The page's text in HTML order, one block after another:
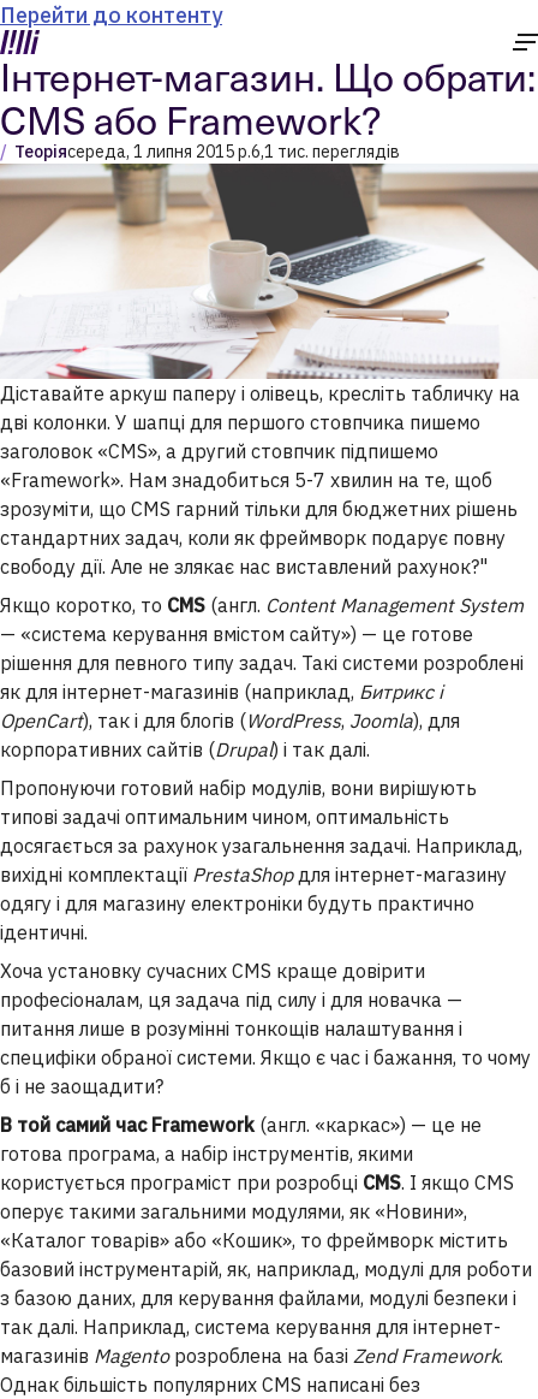
Перейти до контенту
Інтернет-магазин. Що обрати:
CMS або Framework?
Теоріясереда, 1 липня 2015 р.6,1 тис. переглядів
Діставайте аркуш паперу і олівець, кресліть табличку на
дві колонки. У шапці для першого стовпчика пишемо
заголовок «CMS», а другий стовпчик підпишемо
«Framework». Нам знадобиться 5-7 хвилин на те, щоб
зрозуміти, що CMS гарний тільки для бюджетних рішень
стандартних задач, коли як фреймворк подарує повну
свободу дії. Але не злякає нас виставлений рахунок?"
Якщо коротко, то CMS (англ. Content Management System
— «система керування вмістом сайту») — це готове
рішення для певного типу задач. Такі системи розроблені
як для інтернет-магазинів (наприклад, Битрикс і
OpenCart), так і для блогів (WordPress, Joomla), для
корпоративних сайтів (Drupal) і так далі.
Пропонуючи готовий набір модулів, вони вирішують
типові задачі оптимальним чином, оптимальність
досягається за рахунок узагальнення задачі. Наприклад,
вихідні комплектації PrestaShopдля інтернет-магазину
одягу і для магазину електроніки будуть практично
ідентичні.
Хоча установку сучасних CMS краще довірити
професіоналам, ця задача під силу і для новачка —
питання лише в розумінні тонкощів налаштування і
специфіки обраної системи. Якщо є час і бажання, то чому
б і не заощадити?
В той самий час Framework(англ. «каркас») — це не
готова програма, а набір інструментів, якими
користується програміст при розробці CMS. І якщо CMS
оперує такими загальними модулями, як «Новини»,
«Каталог товарів» або «Кошик», то фреймворк містить
базовий інструментарій, як, наприклад, модулі для роботи
з базою даних, для керування файлами, модулі безпеки і
так далі. Наприклад, система керування для інтернет-
магазинів Magentoрозроблена на базі Zend Framework.
Однак більшість популярних CMS написані без